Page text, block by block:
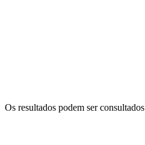
Os resultados podem ser consultados